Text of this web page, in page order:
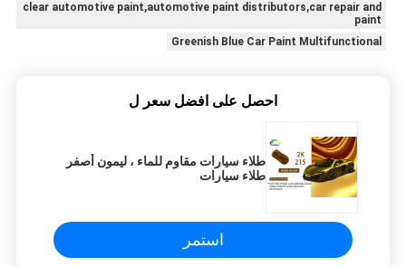
clear automotive paint,automotive paint distributors,car repair and
paint
Greenish Blue Car Paint Multifunctional
احصل على افضل سعر ل
طلاء سيارات مقاوم للماء ، ليمون أصفر
طلاء سيارات
استمر